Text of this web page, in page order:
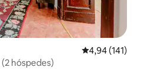
4,94 de uma
4,94 (141)
hóspedes)